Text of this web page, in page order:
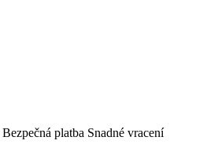
Bezpečná platba Snadné vracení